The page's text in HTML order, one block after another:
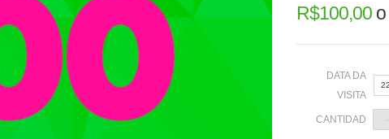
R$100,00o
DATA DA
VISITA
CANTIDAD